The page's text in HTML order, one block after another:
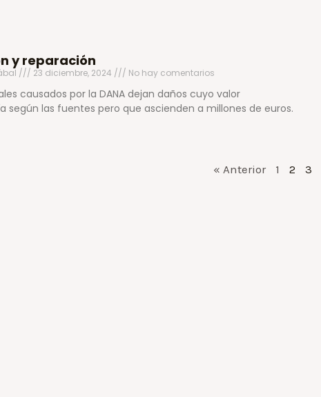
y reparación
23 diciembre, 2024 No hay comentarios
causados por la DANA dejan daños cuyo valor
según las fuentes pero que ascienden a millones de euros.
« Anterior 1 2 3